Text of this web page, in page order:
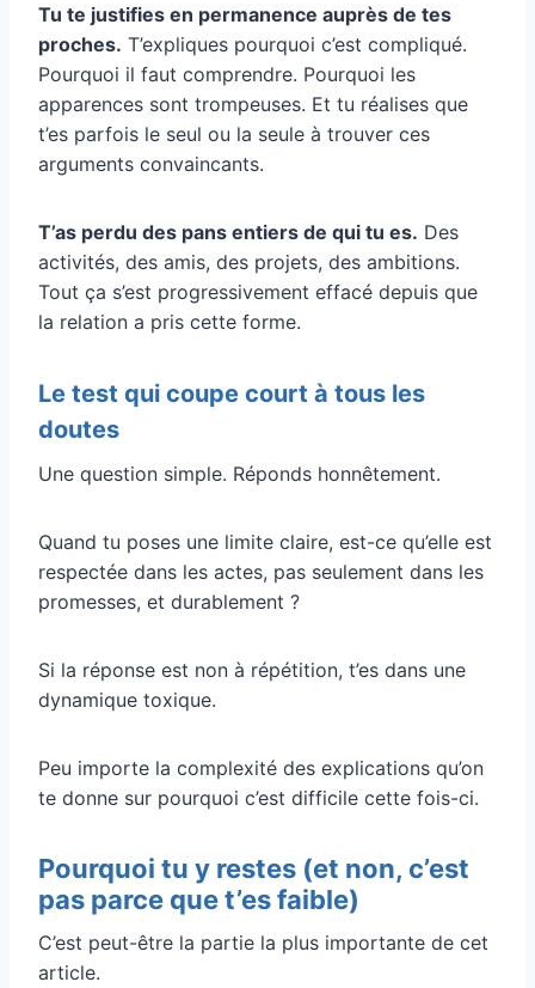
Tu te justifies en permanence auprès de tes
proches. T’expliques pourquoi c’est compliqué.
Pourquoi il faut comprendre. Pourquoi les
apparences sont trompeuses. Et tu réalises que
t’es parfois le seul ou la seule à trouver ces
arguments convaincants.
T’as perdu des pans entiers de qui tu es. Des
activités, des amis, des projets, des ambitions.
Tout ça s’est progressivement effacé depuis que
la relation a pris cette forme.
Le test qui coupe court à tous les
doutes
Une question simple. Réponds honnêtement.
Quand tu poses une limite claire, est-ce qu’elle est
respectée dans les actes, pas seulement dans les
promesses, et durablement ?
Si la réponse est non à répétition, t’es dans une
dynamique toxique.
Peu importe la complexité des explications qu’on
te donne sur pourquoi c’est difficile cette fois-ci.
Pourquoi tu y restes (et non, c’est
pas parce que t’es faible)
C’est peut-être la partie la plus importante de cet
article.